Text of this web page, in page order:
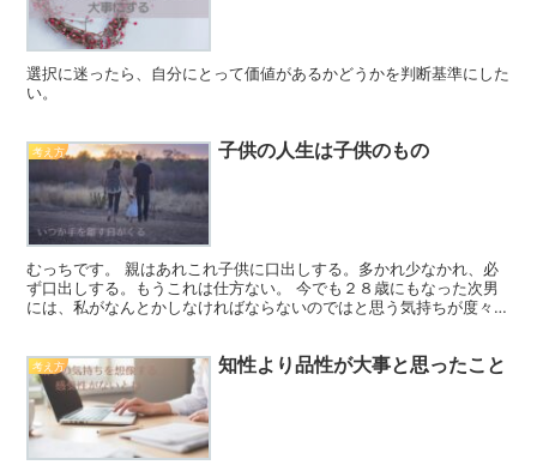
選択に迷ったら、自分にとって価値があるかどうかを判断基準にした
い。
考え方 子供の人生は子供のもの
むっちです。 親はあれこれ子供に口出しする。多かれ少なかれ、必
ず口出しする。もうこれは仕方ない。 今でも２８歳にもなった次男
には、私がなんとかしなければならないのではと思う気持ちが度々出
考え方 知性より品性が大事と思ったこと